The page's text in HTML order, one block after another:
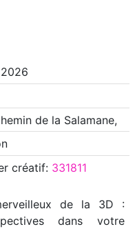
de la Salamane,
créatif: 331811
de la 3D :
dans votre